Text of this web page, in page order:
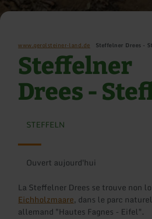
www.gerolsteiner-land.de Steffelner Drees -
Steffelner
Drees -
STEFFELN
Ouvert aujourd'hui
La Steffelner Drees se trouve non
Eichholzmaare, dans le parc
allemand "Hautes Fagnes - Eifel".